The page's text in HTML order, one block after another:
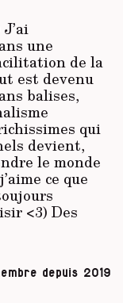
une
de la
est devenu
balises,
qui
devient,
le monde
ce que
<3) Des
depuis 2019